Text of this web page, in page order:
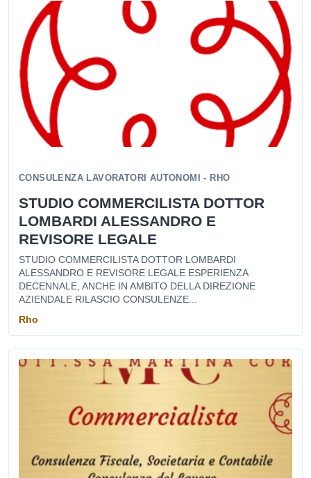
CONSULENZA LAVORATORI AUTONOMI - RHO
STUDIO COMMERCILISTA DOTTOR
LOMBARDI ALESSANDRO E
REVISORE LEGALE
STUDIO COMMERCILISTA DOTTOR LOMBARDI
ALESSANDRO E REVISORE LEGALE ESPERIENZA
DECENNALE, ANCHE IN AMBITO DELLA DIREZIONE
AZIENDALE RILASCIO CONSULENZE...
Rho